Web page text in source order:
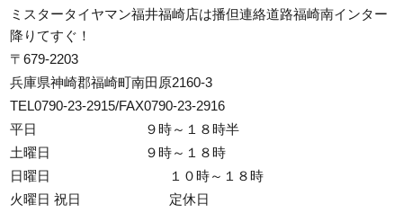
ミスタータイヤマン福井福崎店は播但連絡道路福崎南インター
降りてすぐ！
〒679-2203
兵庫県神崎郡福崎町南田原2160-3
TEL0790-23-2915/FAX0790-23-2916
平日 ９時～１８時半
土曜日 ９時～１８時
日曜日
１０時～１８時
火曜日 祝日
定休日